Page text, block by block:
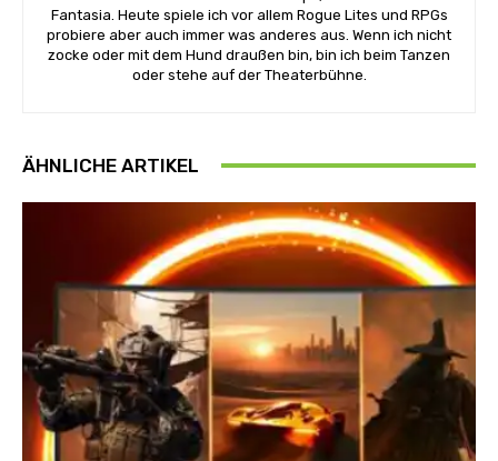
Fantasia. Heute spiele ich vor allem Rogue Lites und RPGs
probiere aber auch immer was anderes aus. Wenn ich nicht
zocke oder mit dem Hund draußen bin, bin ich beim Tanzen
oder stehe auf der Theaterbühne.
ÄHNLICHE ARTIKEL